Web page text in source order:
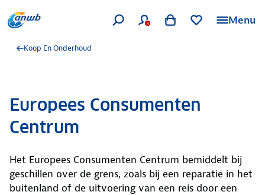
Menu
Koop En Onderhoud
Europees Consumenten
Centrum
Het Europees Consumenten Centrum bemiddelt bij
geschillen over de grens, zoals bij een reparatie in het
buitenland of de uitvoering van een reis door een